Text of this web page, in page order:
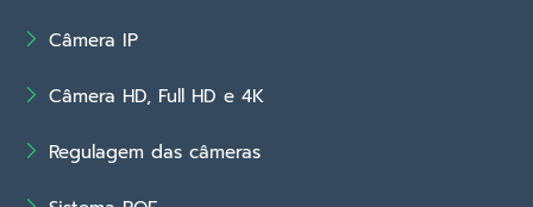
Câmera IP
Câmera HD, Full HD e 4K
Regulagem das câmeras